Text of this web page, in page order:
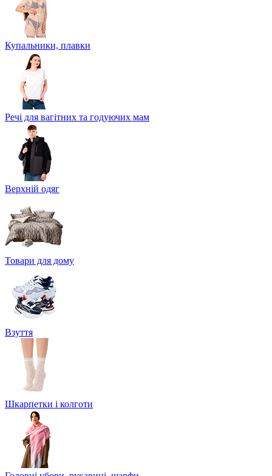
Купальники, плавки
Речі для вагітних та годуючих мам
Верхній одяг
Товари для дому
Взуття
Шкарпетки і колготи